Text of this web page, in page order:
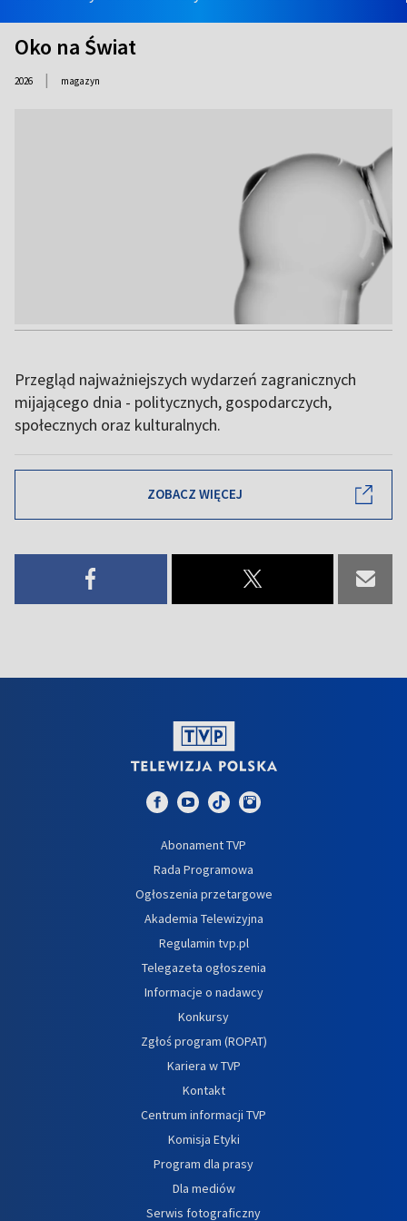
Oko na Świat
2026 | magazyn
Przegląd najważniejszych wydarzeń zagranicznych
mijającego dnia - politycznych, gospodarczych,
społecznych oraz kulturalnych.
ZOBACZ WIĘCEJ
Abonament TVP
Rada Programowa
Ogłoszenia przetargowe
Akademia Telewizyjna
Regulamin tvp.pl
Telegazeta ogłoszenia
Informacje o nadawcy
Konkursy
Zgłoś program (ROPAT)
Kariera w TVP
Kontakt
Centrum informacji TVP
Komisja Etyki
Program dla prasy
Dla mediów
Serwis fotograficzny